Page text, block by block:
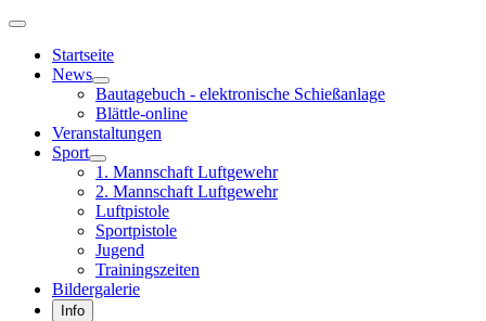
Startseite
News
Bautagebuch - elektronische Schießanlage
Blättle-online
Veranstaltungen
Sport
1. Mannschaft Luftgewehr
2. Mannschaft Luftgewehr
Luftpistole
Sportpistole
Jugend
Trainingszeiten
Bildergalerie
Info